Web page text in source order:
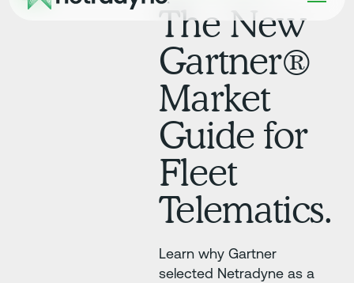
The New
Gartner®
Market
Guide for
Fleet
Telematics.
Learn why Gartner
selected Netradyne as a